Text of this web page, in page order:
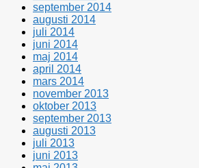
september 2014
augusti 2014
juli 2014
juni 2014
maj 2014
april 2014
mars 2014
november 2013
oktober 2013
september 2013
augusti 2013
juli 2013
juni 2013